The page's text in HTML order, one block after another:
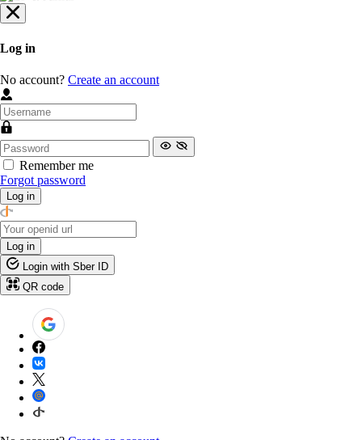
Log in
No account? Create an account
Remember me
Forgot password
Log in
Log in
Login with Sber ID
QR code